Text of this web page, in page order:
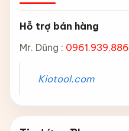
Hỗ trợ bán hàng
Mr. Dũng : 0961.939.886
Kiotool.com